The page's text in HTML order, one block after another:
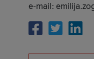
e-mail: